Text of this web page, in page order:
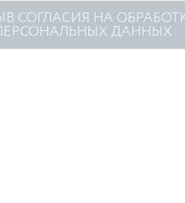
СОГЛАСИЯ НА
ДАННЫХ